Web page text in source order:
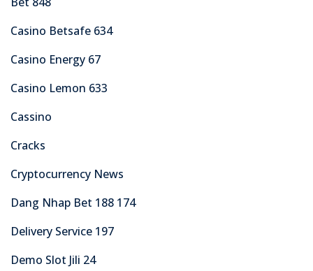
Casino Betsafe 634
Casino Energy 67
Casino Lemon 633
Cassino
Cracks
Cryptocurrency News
Dang Nhap Bet 188 174
Delivery Service 197
Demo Slot Jili 24